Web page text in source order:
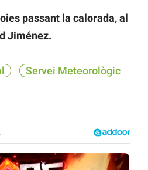
passant la calorada, al
Jiménez.
Servei Meteorològic